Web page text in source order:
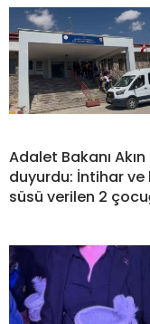
Adalet Bakanı
duyurdu: İntihar ve
süsü verilen 2